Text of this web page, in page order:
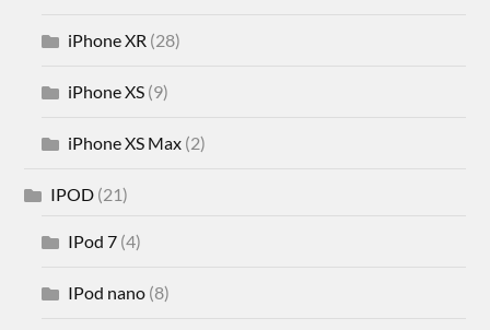
iPhone XR (28)
iPhone XS (9)
iPhone XS Max (2)
IPOD (21)
IPod 7 (4)
IPod nano (8)